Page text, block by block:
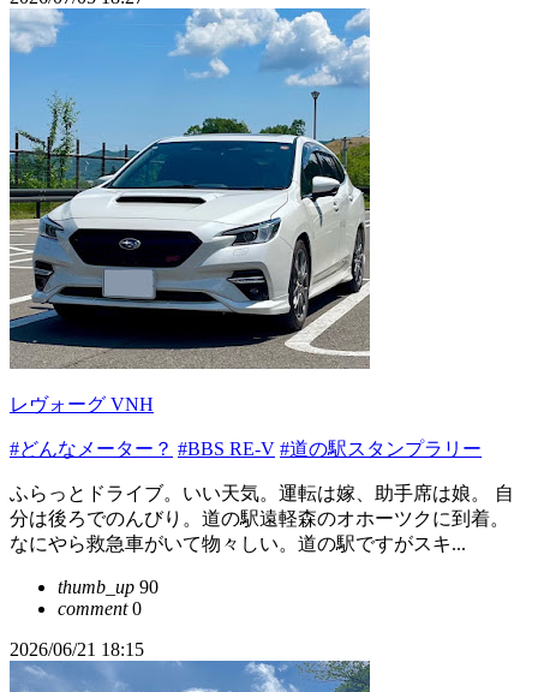
レヴォーグ VNH
#どんなメーター？ #BBS RE-V #道の駅スタンプラリー
ふらっとドライブ。いい天気。運転は嫁、助手席は娘。 自
分は後ろでのんびり。道の駅遠軽森のオホーツクに到着。
なにやら救急車がいて物々しい。道の駅ですがスキ...
thumb_up 90
comment0
2026/06/21 18:15